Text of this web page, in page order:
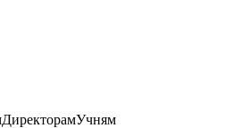
ДиректорамУчням